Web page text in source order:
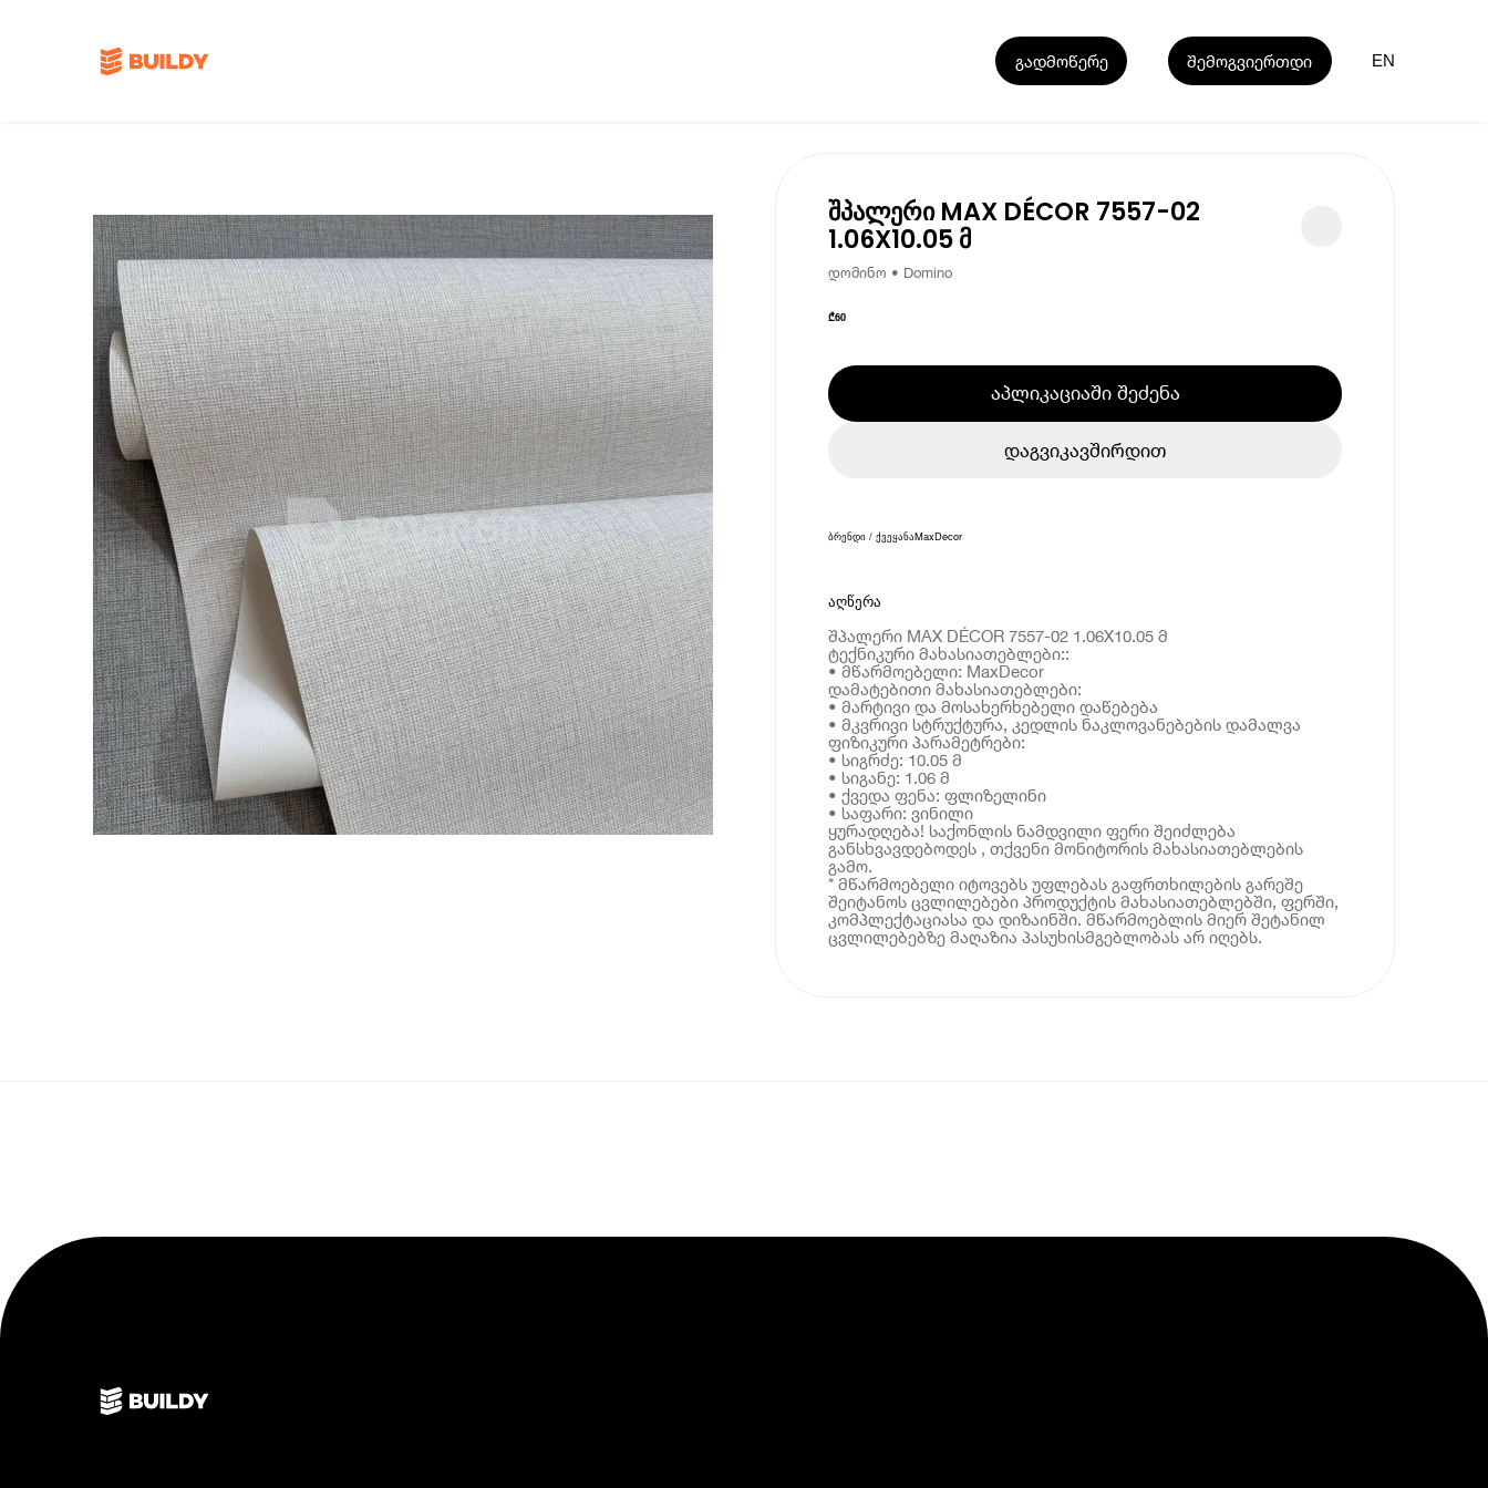
გადმოწერე შემოგვიერთდი EN
შპალერი MAX DÉCOR 7557-02
1.06X10.05 მ
დომინო • Domino
₾60
აპლიკაციაში შეძენა
დაგვიკავშირდით
ბრენდი / ქვეყანაMaxDecor
აღწერა
შპალერი MAX DÉCOR 7557-02 1.06X10.05 მ
ტექნიკური მახასიათებლები::
• მწარმოებელი: MaxDecor
დამატებითი მახასიათებლები:
• მარტივი და მოსახერხებელი დაწებება
• მკვრივი სტრუქტურა, კედლის ნაკლოვანებების დამალვა
ფიზიკური პარამეტრები:
• სიგრძე: 10.05 მ
• სიგანე: 1.06 მ
• ქვედა ფენა: ფლიზელინი
• საფარი: ვინილი
ყურადღება! საქონლის ნამდვილი ფერი შეიძლება
განსხვავდებოდეს , თქვენი მონიტორის მახასიათებლების
გამო.
* მწარმოებელი იტოვებს უფლებას გაფრთხილების გარეშე
შეიტანოს ცვლილებები პროდუქტის მახასიათებლებში, ფერში,
კომპლექტაციასა და დიზაინში. მწარმოებლის მიერ შეტანილ
ცვლილებებზე მაღაზია პასუხისმგებლობას არ იღებს.